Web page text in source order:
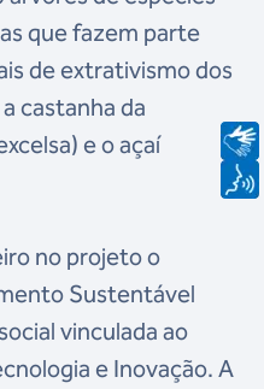
que fazem parte
de extrativismo dos
castanha da
e o açaí
no projeto o
Sustentável
vinculada ao
e Inovação. A